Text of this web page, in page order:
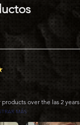
products over the las 2
MÁS